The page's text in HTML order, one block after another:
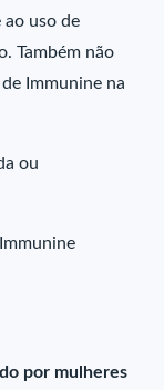
uso de
Também não
Immunine na
ou
por mulheres